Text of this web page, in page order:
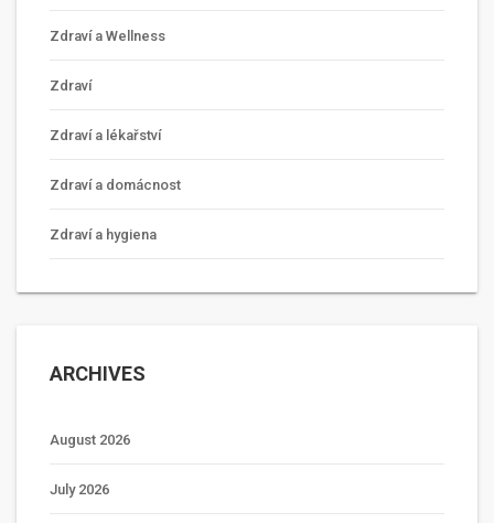
Zdraví a Wellness
Zdraví
Zdraví a lékařství
Zdraví a domácnost
Zdraví a hygiena
ARCHIVES
August 2026
July 2026